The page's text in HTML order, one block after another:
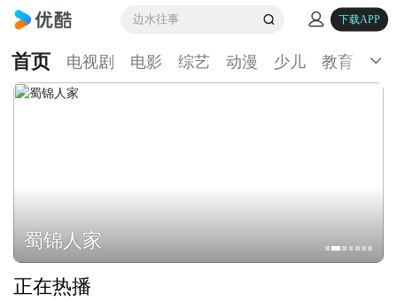
边水往事 下载APP
首页 电视剧 电影 综艺 动漫 少儿 教育 生
蜀锦人家
正在热播